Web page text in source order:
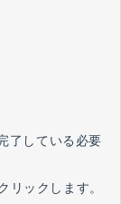
了している必要
リックします。